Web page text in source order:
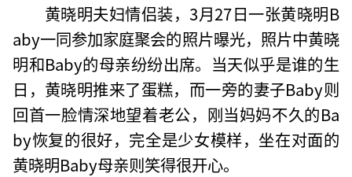
黄晓明夫妇情侣装，3月27日一张黄晓明B
aby一同参加家庭聚会的照片曝光，照片中黄晓
明和Baby的母亲纷纷出席。当天似乎是谁的生
日，黄晓明推来了蛋糕，而一旁的妻子Baby则
回首一脸情深地望着老公，刚当妈妈不久的Ba
by恢复的很好，完全是少女模样，坐在对面的
黄晓明Baby母亲则笑得很开心。